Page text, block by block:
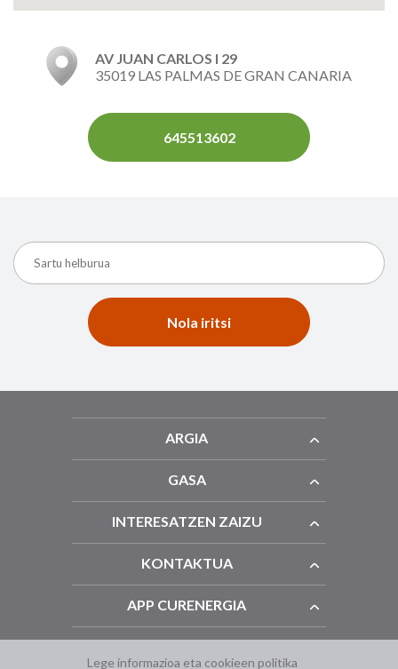
AV JUAN CARLOS I 29
35019 LAS PALMAS DE GRAN CANARIA
645513602
Nola iritsi
ARGIA
GASA
INTERESATZEN ZAIZU
KONTAKTUA
APP CURENERGIA
Lege informazioa eta cookieen politika